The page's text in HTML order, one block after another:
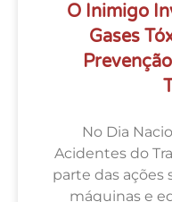
O Inimigo
Gases
No Dia
Acidentes do
parte das ações
máquinas e